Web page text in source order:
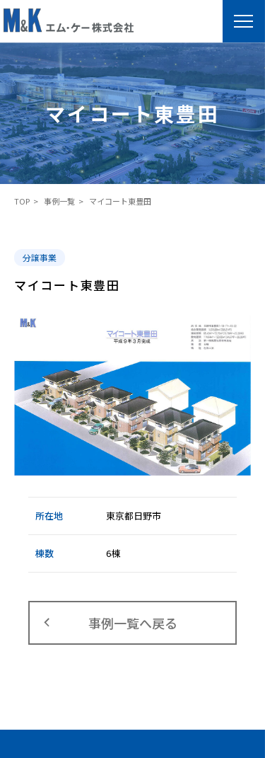
マ
イ
コ
ー
ト
東
豊
田
マイコート東豊田
TOP 事例一覧 マイコート東豊田
分譲事業
マイコート東豊田
所在地 東京都日野市
棟数 6棟
事例一覧へ戻る